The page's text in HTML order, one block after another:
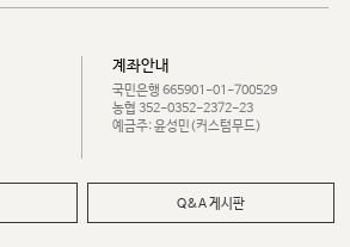
계좌안내
국민은행 665901-01-700529
농협 352-0352-2372-23
예금주: 윤성민(커스텀무드)
Q&A 게시판